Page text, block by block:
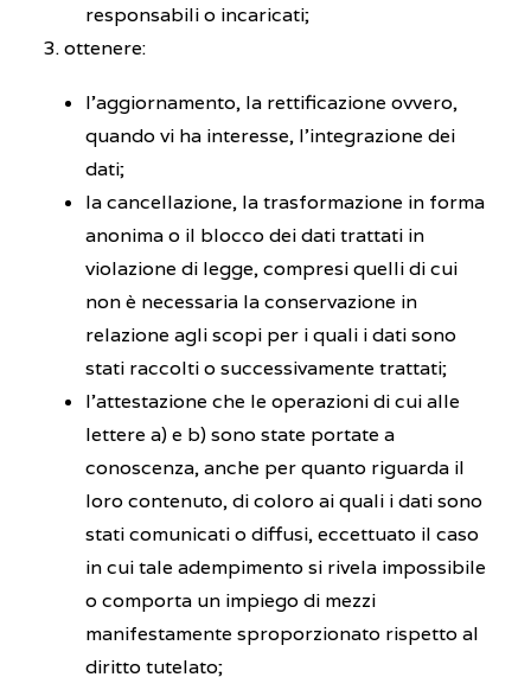
responsabili o incaricati;
ottenere:
l’aggiornamento, la rettificazione ovvero,
quando vi ha interesse, l’integrazione dei
dati;
la cancellazione, la trasformazione in forma
anonima o il blocco dei dati trattati in
violazione di legge, compresi quelli di cui
non è necessaria la conservazione in
relazione agli scopi per i quali i dati sono
stati raccolti o successivamente trattati;
l’attestazione che le operazioni di cui alle
lettere a) e b) sono state portate a
conoscenza, anche per quanto riguarda il
loro contenuto, di coloro ai quali i dati sono
stati comunicati o diffusi, eccettuato il caso
in cui tale adempimento si rivela impossibile
o comporta un impiego di mezzi
manifestamente sproporzionato rispetto al
diritto tutelato;